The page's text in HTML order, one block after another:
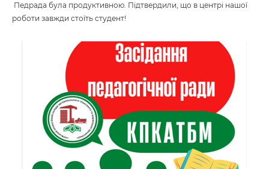
Педрада була продуктивною. Підтвердили, що в центрі нашої
роботи завжди стоїть студент!